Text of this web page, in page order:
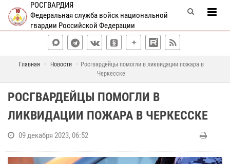
РОСГВАРДИЯ
Федеральная служба войск национальной
гвардии Российской Федерации
Главная Новости
Росгвардейцы помогли в ликвидации пожара в
Черкесске
РОСГВАРДЕЙЦЫ ПОМОГЛИ В
ЛИКВИДАЦИИ ПОЖАРА В ЧЕРКЕССКЕ
09 декабря 2023, 06:52